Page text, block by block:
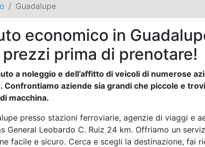
Guadalupe
economico in
prima di prenotare!
a noleggio e dell’affitto di veicoli di numerose
Confrontiamo aziende sia grandi che piccole e
macchina.
presso stazioni ferroviarie, agenzie di viaggi e
General Leobardo C. Ruiz 24 km. Offriamo un
facile e sicuro. Cerca e scegli la destinazione, fai